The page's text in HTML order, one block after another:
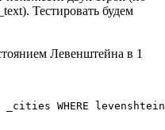
Тестировать будем
Левенштейна в 1
WHERE